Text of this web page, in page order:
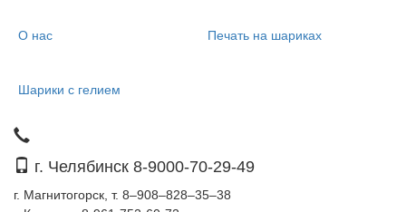
О нас Печать на шариках
Шарики с гелием
г. Челябинск 8-9000-70-29-49
г. Магнитогорск, т. 8–908–828–35–38